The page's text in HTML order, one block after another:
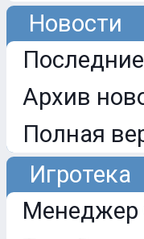
Новости
Архив
Полная
Игротека
Менеджер